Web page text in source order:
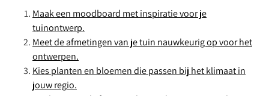
Maak een moodboard met inspiratie voor je
tuinontwerp.
Meet de afmetingen van je tuin nauwkeurig op voor het
ontwerpen.
Kies planten en bloemen die passen bij het klimaat in
jouw regio.